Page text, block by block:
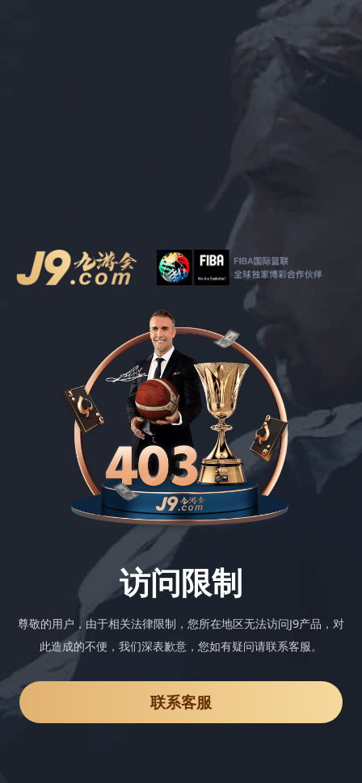
访问限制
尊敬的用户，由于相关法律限制，您所在地区无法访问J9产品，对
此造成的不便，我们深表歉意，您如有疑问请联系客服。
联系客服